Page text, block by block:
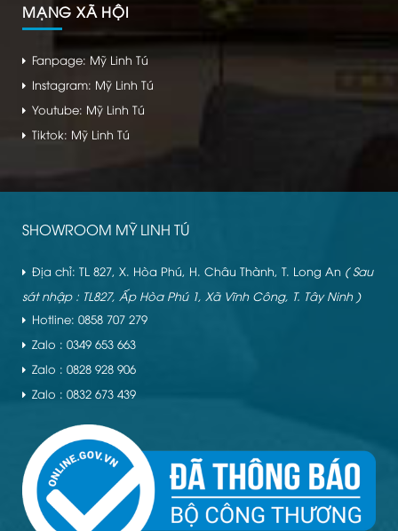
MẠNG XÃ HỘI
Fanpage: Mỹ Linh Tú
Instagram: Mỹ Linh Tú
Youtube: Mỹ Linh Tú
Tiktok: Mỹ Linh Tú
SHOWROOM MỸ LINH TÚ
Địa chỉ: TL 827, X. Hòa Phú, H. Châu Thành, T. Long An ( Sau
sát nhập : TL827, Ấp Hòa Phú 1, Xã Vĩnh Công, T. Tây Ninh )
Hotline: 0858 707 279
Zalo : 0349 653 663
Zalo : 0828 928 906
Zalo : 0832 673 439